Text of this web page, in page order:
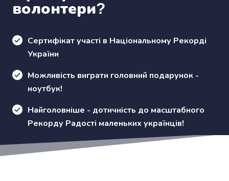
волонтери?
Сертифікат участі в Національному Рекорді
України
Можливість виграти головний подарунок -
ноутбук!
Найголовніше - дотичність до масштабного
Рекорду Радості маленьких українців!